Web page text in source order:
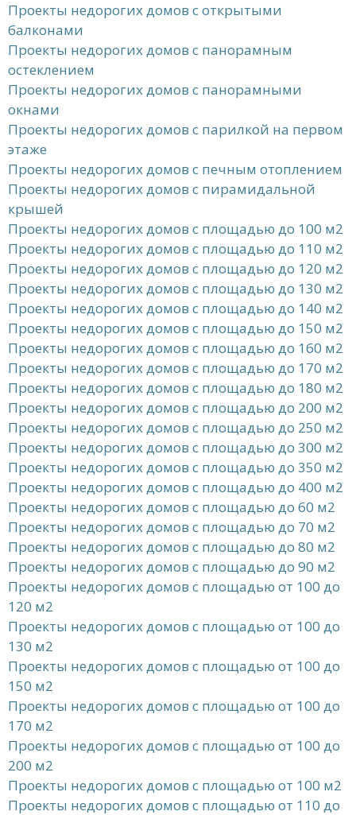
Проекты недорогих домов с открытыми
балконами
Проекты недорогих домов с панорамным
остеклением
Проекты недорогих домов с панорамными
окнами
Проекты недорогих домов с парилкой на первом
этаже
Проекты недорогих домов с печным отоплением
Проекты недорогих домов с пирамидальной
крышей
Проекты недорогих домов с площадью до 100 м2
Проекты недорогих домов с площадью до 110 м2
Проекты недорогих домов с площадью до 120 м2
Проекты недорогих домов с площадью до 130 м2
Проекты недорогих домов с площадью до 140 м2
Проекты недорогих домов с площадью до 150 м2
Проекты недорогих домов с площадью до 160 м2
Проекты недорогих домов с площадью до 170 м2
Проекты недорогих домов с площадью до 180 м2
Проекты недорогих домов с площадью до 200 м2
Проекты недорогих домов с площадью до 250 м2
Проекты недорогих домов с площадью до 300 м2
Проекты недорогих домов с площадью до 350 м2
Проекты недорогих домов с площадью до 400 м2
Проекты недорогих домов с площадью до 60 м2
Проекты недорогих домов с площадью до 70 м2
Проекты недорогих домов с площадью до 80 м2
Проекты недорогих домов с площадью до 90 м2
Проекты недорогих домов с площадью от 100 до
120 м2
Проекты недорогих домов с площадью от 100 до
130 м2
Проекты недорогих домов с площадью от 100 до
150 м2
Проекты недорогих домов с площадью от 100 до
170 м2
Проекты недорогих домов с площадью от 100 до
200 м2
Проекты недорогих домов с площадью от 100 м2
Проекты недорогих домов с площадью от 110 до